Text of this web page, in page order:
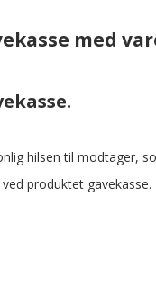
med
hilsen til modtager,
produktet gavekasse.